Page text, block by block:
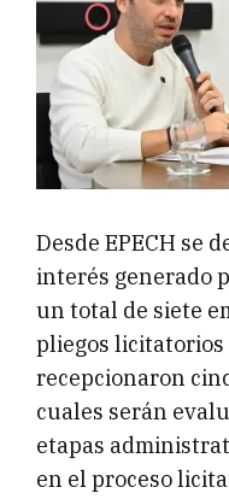
Desde EPECH se
interés generado
un total de siete
pliegos
recepcionaron
cuales serán
etapas
en el proceso